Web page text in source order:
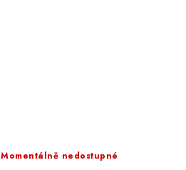
Momentálně nedostupné